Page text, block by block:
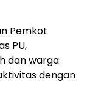
Pemkot
PU,
dan warga
dengan